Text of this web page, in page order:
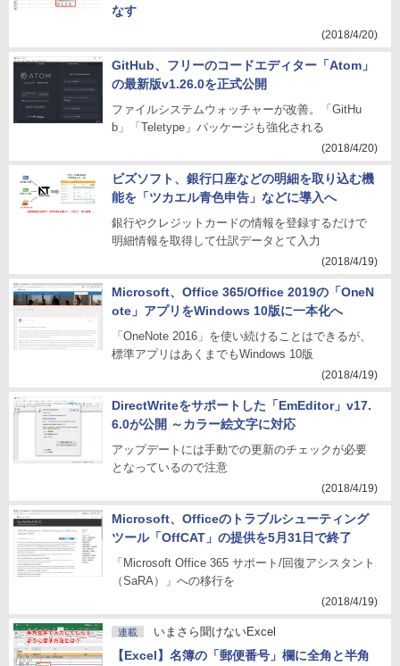
なす
(2018/4/20)
GitHub、フリーのコードエディター「Atom」
の最新版v1.26.0を正式公開
ファイルシステムウォッチャーが改善。「GitHu
b」「Teletype」パッケージも強化される
(2018/4/20)
ビズソフト、銀行口座などの明細を取り込む機
能を「ツカエル青色申告」などに導入へ
銀行やクレジットカードの情報を登録するだけで
明細情報を取得して仕訳データとて入力
(2018/4/19)
Microsoft、Office 365/Office 2019の「OneN
ote」アプリをWindows 10版に一本化へ
「OneNote 2016」を使い続けることはできるが、
標準アプリはあくまでもWindows 10版
(2018/4/19)
DirectWriteをサポートした「EmEditor」v17.
6.0が公開 ～カラー絵文字に対応
アップデートには手動での更新のチェックが必要
となっているので注意
(2018/4/19)
Microsoft、Officeのトラブルシューティング
ツール「OffCAT」の提供を5月31日で終了
「Microsoft Office 365 サポート/回復アシスタント
（SaRA）」への移行を
(2018/4/19)
連載 いまさら聞けないExcel
【Excel】名簿の「郵便番号」欄に全角と半角